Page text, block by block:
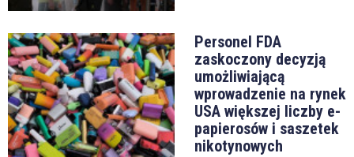
Personel FDA
zaskoczony decyzją
umożliwiającą
wprowadzenie na rynek
USA większej liczby e-
papierosów i saszetek
nikotynowych